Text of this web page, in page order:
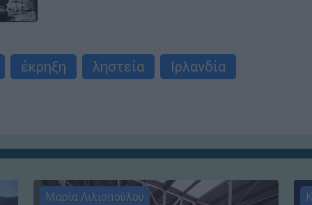
έκρηξη ληστεία
Ιρλανδία
Μαρία Λιλιοπούλου